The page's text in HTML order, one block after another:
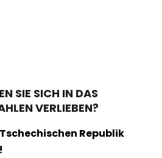
SIE SICH IN DAS
VERLIEBEN?
Republik